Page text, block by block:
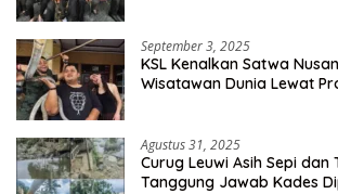
September 3, 2025
KSL Kenalkan Satwa
Wisatawan Dunia Lewat
Agustus 31, 2025
Curug Leuwi Asih Sepi dan
Tanggung Jawab Kades